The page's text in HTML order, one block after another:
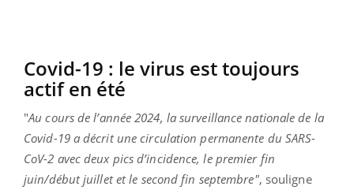
Covid-19 : le virus est toujours
actif en été
"Au cours de l’année 2024, la surveillance nationale de la
Covid-19 a décrit une circulation permanente du SARS-
CoV-2 avec deux pics d’incidence, le premier fin
juin/début juillet et le second fin septembre", souligne